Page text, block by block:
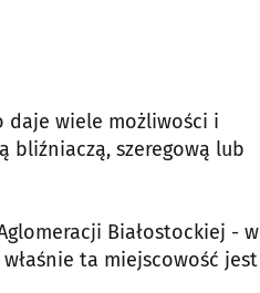
daje wiele możliwości i
bliźniaczą, szeregową lub
Białostockiej - w
ta miejscowość jest